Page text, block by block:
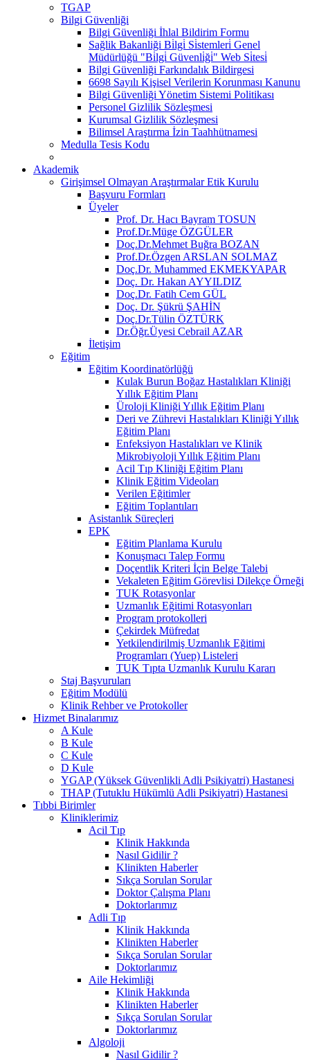
TGAP
Bilgi Güvenliği
Bilgi Güvenliği İhlal Bildirim Formu
Sağlik Bakanliği Bi̇lgi̇ Si̇stemleri̇ Genel
Müdürlüğü "Bi̇lgi̇ Güvenli̇ği̇" Web Si̇tesi̇
Bilgi Güvenliği Farkındalık Bildirgesi
6698 Sayılı Kişisel Verilerin Korunması Kanunu
Bilgi Güvenliği Yönetim Sistemi Politikası
Personel Gizlilik Sözleşmesi
Kurumsal Gizlilik Sözleşmesi
Bilimsel Araştırma İzin Taahhütnamesi
Medulla Tesis Kodu
Akademik
Girişimsel Olmayan Araştırmalar Etik Kurulu
Başvuru Formları
Üyeler
Prof. Dr. Hacı Bayram TOSUN
Prof.Dr.Müge ÖZGÜLER
Doç.Dr.Mehmet Buğra BOZAN
Prof.Dr.Özgen ARSLAN SOLMAZ
Doç.Dr. Muhammed EKMEKYAPAR
Doç. Dr. Hakan AYYILDIZ
Doç.Dr. Fatih Cem GÜL
Doç. Dr. Şükrü ŞAHİN
Doç.Dr.Tülin ÖZTÜRK
Dr.Öğr.Üyesi Cebrail AZAR
İletişim
Eğitim
Eğitim Koordinatörlüğü
Kulak Burun Boğaz Hastalıkları Kliniği
Yıllık Eğitim Planı
Üroloji Kliniği Yıllık Eğitim Planı
Deri ve Zührevi Hastalıkları Kliniği Yıllık
Eğitim Planı
Enfeksiyon Hastalıkları ve Klinik
Mikrobiyoloji Yıllık Eğitim Planı
Acil Tıp Kliniği Eğitim Planı
Klinik Eğitim Videoları
Verilen Eğitimler
Eğitim Toplantıları
Asistanlık Süreçleri
EPK
Eğitim Planlama Kurulu
Konuşmacı Talep Formu
Doçentlik Kriteri İçin Belge Talebi
Vekaleten Eğitim Görevlisi Dilekçe Örneği
TUK Rotasyonlar
Uzmanlık Eğitimi Rotasyonları
Program protokolleri
Çekirdek Müfredat
Yetkilendirilmiş Uzmanlık Eğitimi
Programları (Yuep) Listeleri
TUK Tıpta Uzmanlık Kurulu Kararı
Staj Başvuruları
Eğitim Modülü
Klinik Rehber ve Protokoller
Hizmet Binalarımız
A Kule
B Kule
C Kule
D Kule
YGAP (Yüksek Güvenlikli Adli Psikiyatri) Hastanesi
THAP (Tutuklu Hükümlü Adli Psikiyatri) Hastanesi
Tıbbi Birimler
Kliniklerimiz
Acil Tıp
Klinik Hakkında
Nasıl Gidilir ?
Klinikten Haberler
Sıkça Sorulan Sorular
Doktor Çalışma Planı
Doktorlarımız
Adli Tıp
Klinik Hakkında
Klinikten Haberler
Sıkça Sorulan Sorular
Doktorlarımız
Aile Hekimliği
Klinik Hakkında
Klinikten Haberler
Sıkça Sorulan Sorular
Doktorlarımız
Algoloji
Nasıl Gidilir ?